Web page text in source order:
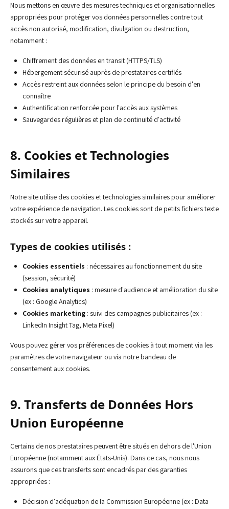
Nous mettons en œuvre des mesures techniques et organisationnelles
appropriées pour protéger vos données personnelles contre tout
accès non autorisé, modification, divulgation ou destruction,
notamment :
Chiffrement des données en transit (HTTPS/TLS)
Hébergement sécurisé auprès de prestataires certifiés
Accès restreint aux données selon le principe du besoin d'en
connaître
Authentification renforcée pour l'accès aux systèmes
Sauvegardes régulières et plan de continuité d'activité
8. Cookies et Technologies
Similaires
Notre site utilise des cookies et technologies similaires pour améliorer
votre expérience de navigation. Les cookies sont de petits fichiers texte
stockés sur votre appareil.
Types de cookies utilisés :
Cookies essentiels : nécessaires au fonctionnement du site
(session, sécurité)
Cookies analytiques : mesure d'audience et amélioration du site
(ex : Google Analytics)
Cookies marketing : suivi des campagnes publicitaires (ex :
LinkedIn Insight Tag, Meta Pixel)
Vous pouvez gérer vos préférences de cookies à tout moment via les
paramètres de votre navigateur ou via notre bandeau de
consentement aux cookies.
9. Transferts de Données Hors
Union Européenne
Certains de nos prestataires peuvent être situés en dehors de l'Union
Européenne (notamment aux États-Unis). Dans ce cas, nous nous
assurons que ces transferts sont encadrés par des garanties
appropriées :
Décision d'adéquation de la Commission Européenne (ex : Data